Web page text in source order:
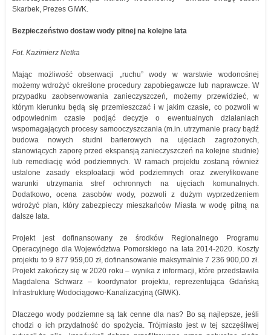
Skarbek, Prezes GIWK.
Bezpieczeństwo dostaw wody pitnej na kolejne lata
Fot. Kazimierz Netka
Mając możliwość obserwacji „ruchu” wody w warstwie wodonośnej
możemy wdrożyć określone procedury zapobiegawcze lub naprawcze. W
przypadku zaobserwowania zanieczyszczeń, możemy przewidzieć, w
którym kierunku będą się przemieszczać i w jakim czasie, co pozwoli w
odpowiednim czasie podjąć decyzje o ewentualnych działaniach
wspomagających procesy samooczyszczania (m.in. utrzymanie pracy bądź
budowa nowych studni barierowych na ujęciach zagrożonych,
stanowiących zaporę przed ekspansją zanieczyszczeń na kolejne studnie)
lub remediację wód podziemnych. W ramach projektu zostaną również
ustalone zasady eksploatacji wód podziemnych oraz zweryfikowane
warunki utrzymania stref ochronnych na ujęciach komunalnych.
Dodatkowo, ocena zasobów wody, pozwoli z dużym wyprzedzeniem
wdrożyć plan, który zabezpieczy mieszkańców Miasta w wodę pitną na
dalsze lata.
Projekt jest dofinansowany ze środków Regionalnego Programu
Operacyjnego dla Województwa Pomorskiego na lata 2014-2020. Koszty
projektu to 9 877 959,00 zł, dofinansowanie maksymalnie 7 236 900,00 zł.
Projekt zakończy się w 2020 roku – wynika z informacji, które przedstawiła
Magdalena Schwarz – koordynator projektu, reprezentująca Gdańską
Infrastrukturę Wodociągowo-Kanalizacyjną (GIWK).
Dlaczego wody podziemne są tak cenne dla nas? Bo są najlepsze, jeśli
chodzi o ich przydatność do spożycia. Trójmiasto jest w tej szczęśliwej